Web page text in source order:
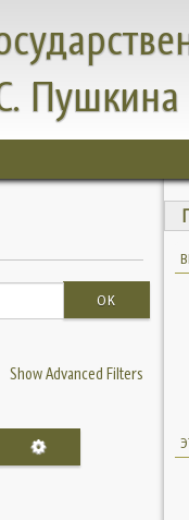
Пушкина
OK
Show Advanced Filters